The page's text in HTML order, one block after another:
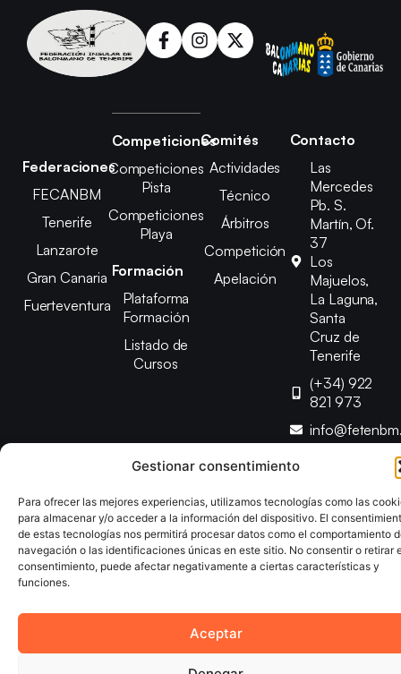
Gestionar consentimiento
Para ofrecer las mejores experiencias, utilizamos tecnologías como las
para almacenar y/o acceder a la información del dispositivo. El
de estas tecnologías nos permitirá procesar datos como el comportamiento
navegación o las identificaciones únicas en este sitio. No consentir o retirar
consentimiento, puede afectar negativamente a ciertas características y
funciones.
Aceptar
Federaciones
FECANBM
Tenerife
Lanzarote
Gran Canaria
Fuerteventura
Competiciones
Competiciones
Pista
Competiciones
Playa
Formación
Plataforma
Formación
Listado de
Cursos
Comités
Actividades
Técnico
Árbitros
Competición
Apelación
Contacto
Las
Mercedes
Pb. S.
Martín, Of.
37
Los
Majuelos,
La Laguna,
Santa
Cruz de
Tenerife
(+34) 922
821 973
Desarrollado porTOOOLS
Aviso LegalPolítica de CookiesPolítica de Privacidad
Declaración de AccesibilidadPolítica de Ventas